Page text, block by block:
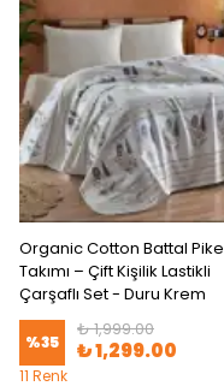
Organic Cotton Battal Pike
Takımı – Çift Kişilik Lastikli
Çarşaflı Set - Duru Krem
%35
₺ 1,999.00
₺ 1,299.00
11 Renk